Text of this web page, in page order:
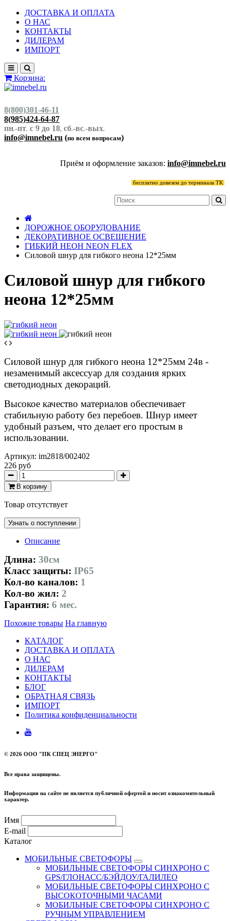
ДОСТАВКА И ОПЛАТА
О НАС
КОНТАКТЫ
ДИЛЕРАМ
ИМПОРТ
Корзина:
8(800)301-46-11
8(985)424-64-87
пн.-пт. с 9 до 18, сб.-вс.-вых.
info@imnebel.ru (по всем вопросам)
Приём и оформление заказов: info@imnebel.ru
бесплатно довезем до терминала ТК
ДОРОЖНОЕ ОБОРУДОВАНИЕ
ДЕКОРАТИВНОЕ ОСВЕЩЕНИЕ
ГИБКИЙ НЕОН NEON FLEX
Силовой шнур для гибкого неона 12*25мм
Силовой шнур для гибкого
неона 12*25мм
Силовой шнур для гибкого неона 12*25мм 24в -
незаменимый аксессуар для создания ярких
светодиодных декораций.
Высокое качество материалов обеспечивает
стабильную работу без перебоев. Шнур имеет
удобный разъем, что делает его простым в
использовании.
Артикул: im2818/002402
226 руб
В корзину
Товар отсутствует
Узнать о поступлении
Описание
Длина: 30см
Класс защиты: IP65
Кол-во каналов: 1
Кол-во жил: 2
Гарантия: 6 мес.
Похожие товары На главную
КАТАЛОГ
ДОСТАВКА И ОПЛАТА
О НАС
ДИЛЕРАМ
КОНТАКТЫ
БЛОГ
ОБРАТНАЯ СВЯЗЬ
ИМПОРТ
Политика конфиденциальности
© 2026 ООО "ПК СПЕЦ ЭНЕРГО"
Все права защищены.
Информация на сайте не является публичной офертой и носит ознакомительный
характер.
Имя
E-mail
Каталог
МОБИЛЬНЫЕ СВЕТОФОРЫ
МОБИЛЬНЫЕ СВЕТОФОРЫ СИНХРОНО С
GPS/ГЛОНАСС/БЭЙДОУ/ГАЛИЛЕО
МОБИЛЬНЫЕ СВЕТОФОРЫ СИНХРОНО С
ВЫСОКОТОЧНЫМИ ЧАСАМИ
МОБИЛЬНЫЕ СВЕТОФОРЫ СИНХРОНО С
РУЧНЫМ УПРАВЛЕНИЕМ